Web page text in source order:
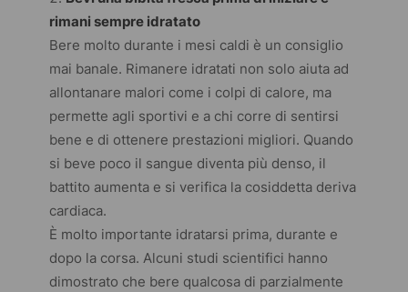
rimani sempre idratato
Bere molto durante i mesi caldi è un consiglio
mai banale. Rimanere idratati non solo aiuta ad
allontanare malori come i colpi di calore, ma
permette agli sportivi e a chi corre di sentirsi
bene e di ottenere prestazioni migliori. Quando
si beve poco il sangue diventa più denso, il
battito aumenta e si verifica la cosiddetta deriva
cardiaca.
È molto importante idratarsi prima, durante e
dopo la corsa. Alcuni studi scientifici hanno
dimostrato che bere qualcosa di parzialmente